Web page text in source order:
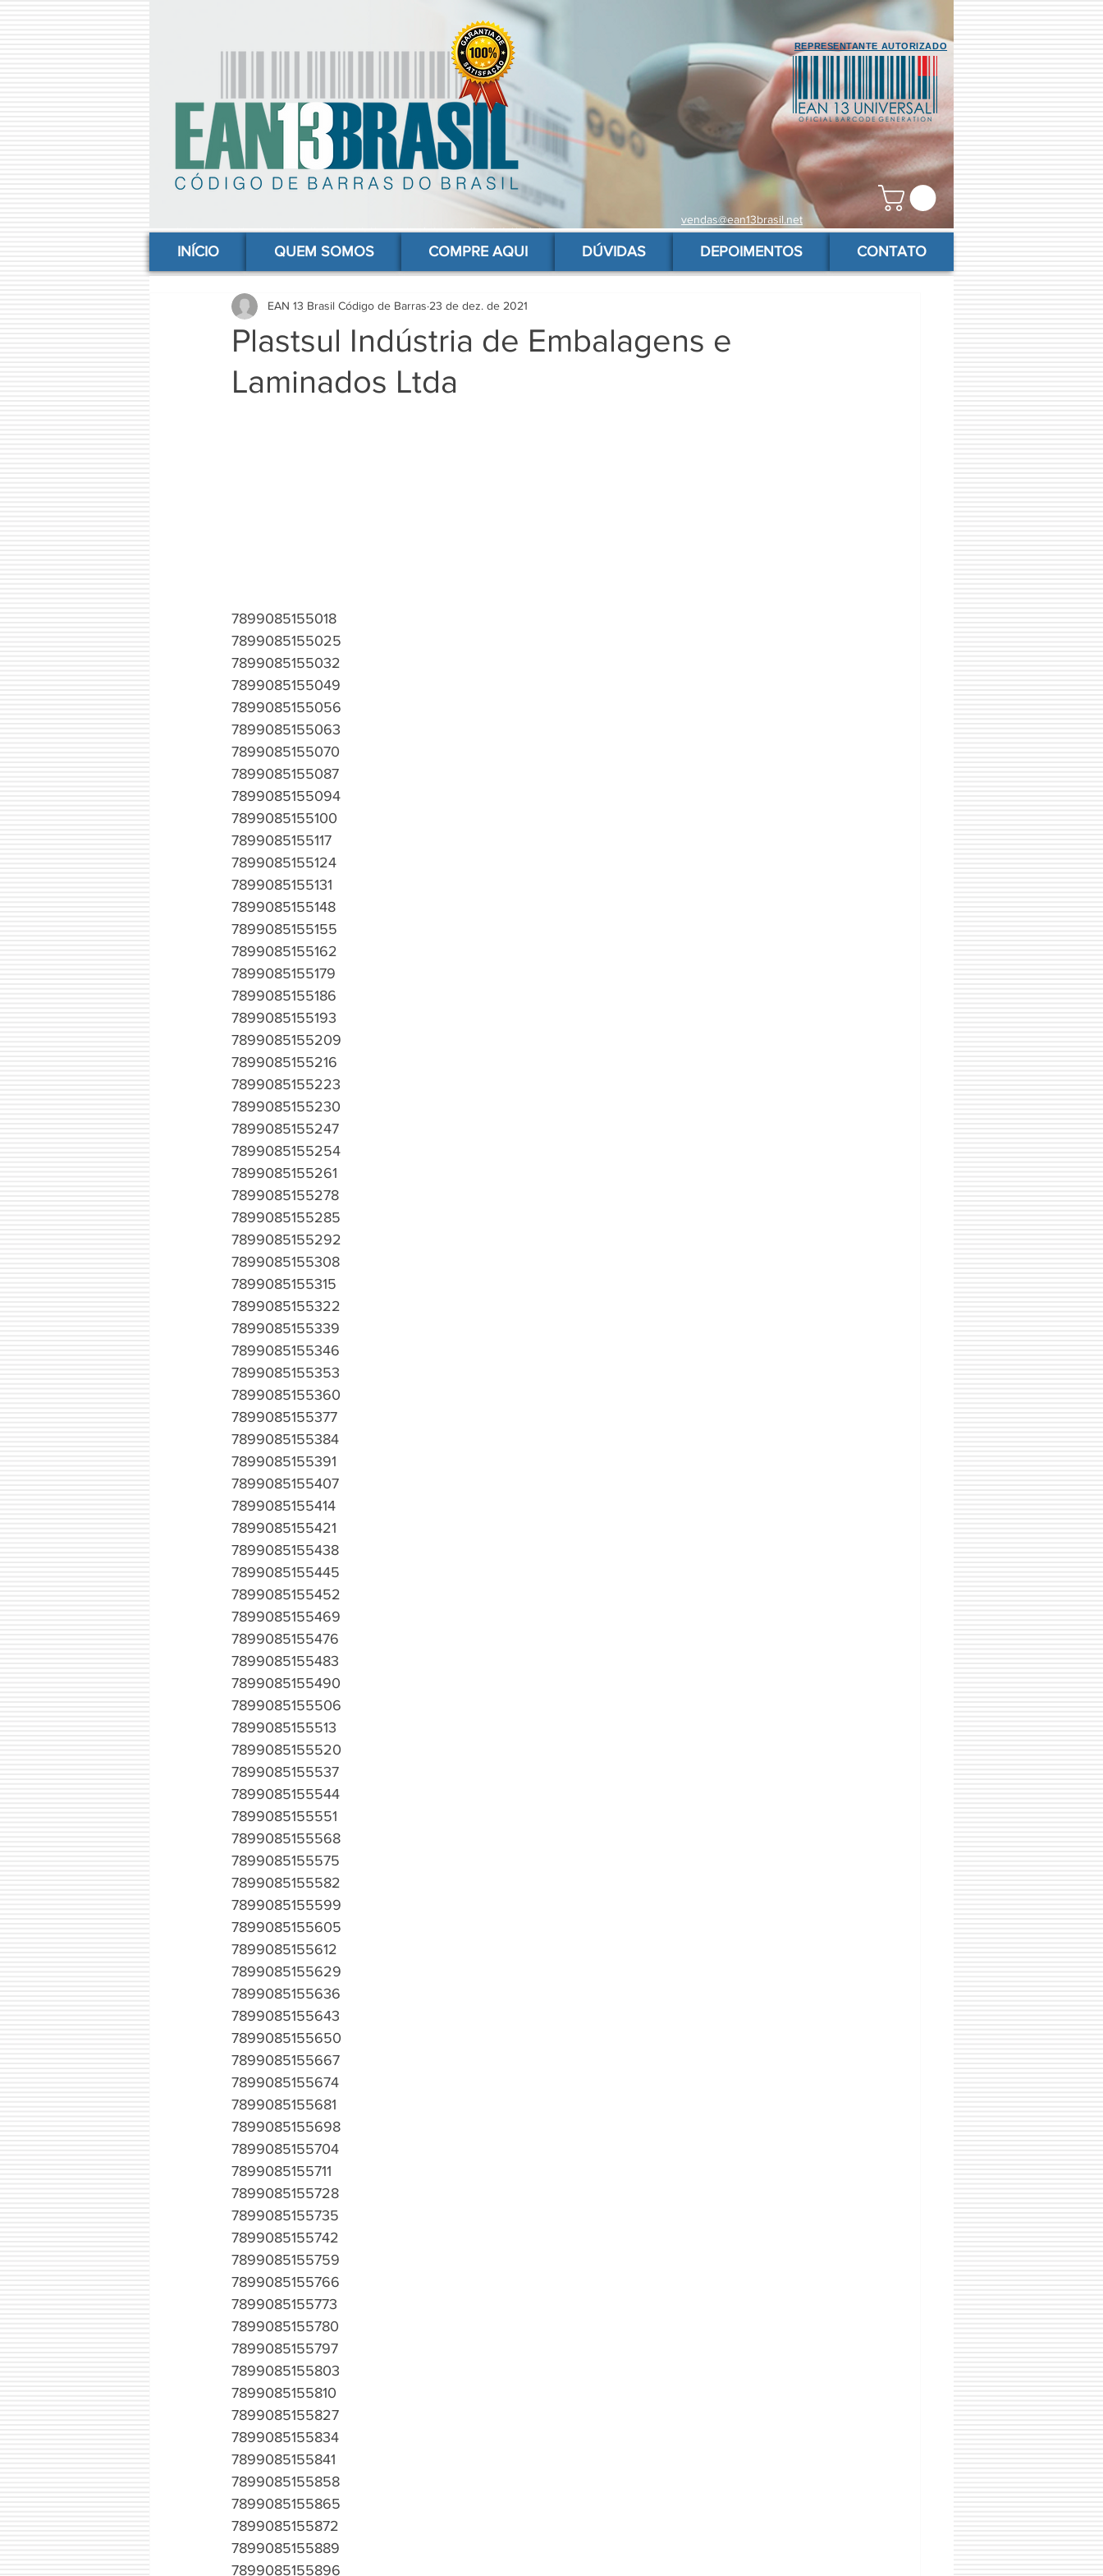
vendas@ean13brasil.net
REPRESENTANTE AUTORIZADO
comprar codigo de barras, comprar código de barras, adquirir código de barras, código de barras online, código de barras para produtos, gs1, código brasileiro, ean 13 universal, código de barras barato
INÍCIO QUEM SOMOS COMPRE AQUI DÚVIDAS DEPOIMENTOS CONTATO
Plastsul Indústria de Embalagens e
Laminados Ltda
EAN 13 Brasil Código de Barras 23 de dez. de 2021
7899085155018
7899085155025
7899085155032
7899085155049
7899085155056
7899085155063
7899085155070
7899085155087
7899085155094
7899085155100
7899085155117
7899085155124
7899085155131
7899085155148
7899085155155
7899085155162
7899085155179
7899085155186
7899085155193
7899085155209
7899085155216
7899085155223
7899085155230
7899085155247
7899085155254
7899085155261
7899085155278
7899085155285
7899085155292
7899085155308
7899085155315
7899085155322
7899085155339
7899085155346
7899085155353
7899085155360
7899085155377
7899085155384
7899085155391
7899085155407
7899085155414
7899085155421
7899085155438
7899085155445
7899085155452
7899085155469
7899085155476
7899085155483
7899085155490
7899085155506
7899085155513
7899085155520
7899085155537
7899085155544
7899085155551
7899085155568
7899085155575
7899085155582
7899085155599
7899085155605
7899085155612
7899085155629
7899085155636
7899085155643
7899085155650
7899085155667
7899085155674
7899085155681
7899085155698
7899085155704
7899085155711
7899085155728
7899085155735
7899085155742
7899085155759
7899085155766
7899085155773
7899085155780
7899085155797
7899085155803
7899085155810
7899085155827
7899085155834
7899085155841
7899085155858
7899085155865
7899085155872
7899085155889
7899085155896